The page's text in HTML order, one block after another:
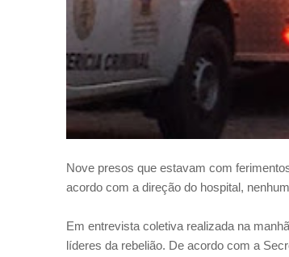
Nove presos que estavam com
acordo com a direção do hospital,
Em entrevista coletiva realizada na
líderes da rebelião. De acordo com a